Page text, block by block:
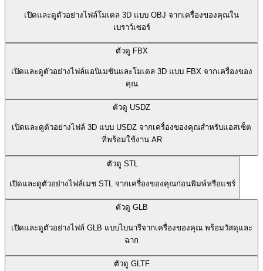
เปิดและดูตัวอย่างไฟล์โมเดล 3D แบบ OBJ จากเครื่องของคุณใน
เบราว์เซอร์
ตัวดู FBX
เปิดและดูตัวอย่างไฟล์แอนิเมชันและโมเดล 3D แบบ FBX จากเครื่องของ
คุณ
ตัวดู USDZ
เปิดและดูตัวอย่างไฟล์ 3D แบบ USDZ จากเครื่องของคุณสำหรับแอสเซ็ต
ที่พร้อมใช้งาน AR
ตัวดู STL
เปิดและดูตัวอย่างไฟล์เมช STL จากเครื่องของคุณก่อนพิมพ์หรือแชร์
ตัวดู GLB
เปิดและดูตัวอย่างไฟล์ GLB แบบไบนารีจากเครื่องของคุณ พร้อมวัสดุและ
ฉาก
ตัวดู GLTF